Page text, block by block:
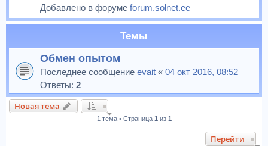
Добавлено в форуме forum.solnet.ee
Темы
Обмен опытом
Последнее сообщение evait « 04 окт 2016, 08:52
Ответы: 2
Новая тема
1 тема • Страница 1 из 1
Перейти